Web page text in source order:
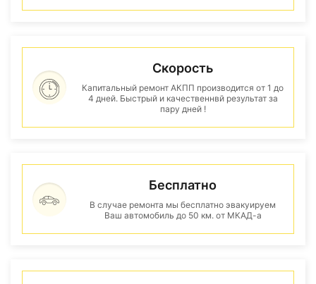
Скорость
Капитальный ремонт АКПП производится от 1 до
4 дней. Быстрый и качественнвй результат за
пару дней !
Бесплатно
В случае ремонта мы бесплатно эвакуируем
Ваш автомобиль до 50 км. от МКАД-а